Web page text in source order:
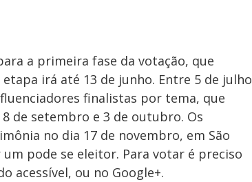
a primeira fase da votação, que
irá até 13 de junho. Entre 5 de julho
finalistas por tema, que
de setembro e 3 de outubro. Os
no dia 17 de novembro, em São
pode se eleitor. Para votar é preciso
acessível, ou no Google+.